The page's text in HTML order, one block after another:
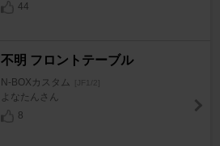
44
不明 フロントテーブル
N-BOXカスタム [JF1/2]
よなたんさん
8